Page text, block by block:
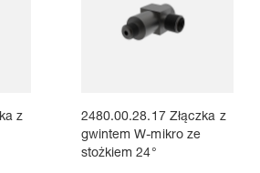
z
2480.00.28.17 Złączka z
gwintem W-mikro ze
stożkiem 24°